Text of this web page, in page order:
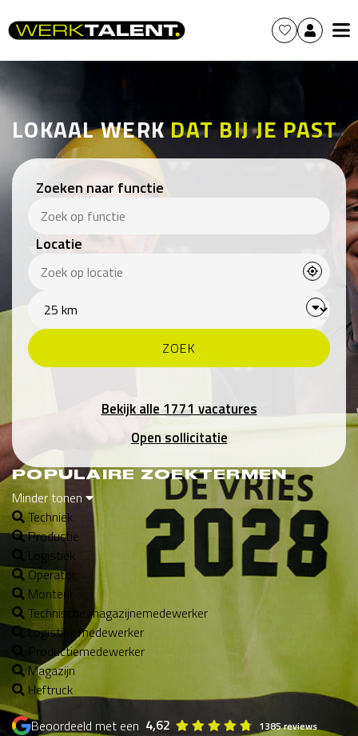
LOKAAL WERKDAT BIJ JE PAST
Zoeken naar functie
Locatie
Bekijk alle 1771 vacatures
Open sollicitatie
POPULAIRE ZOEKTERMEN
Minder tonen
Techniek
Productie
Logistiek
Operator
Monteur
Technische magazijnemedewerker
Logistiek medewerker
Productiemedewerker
Magazijn
Heftruck
Beoordeeld met een 4,62 1385 reviews